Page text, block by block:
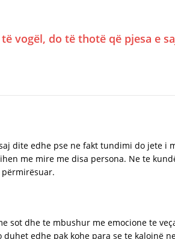
të vogël, do të thotë që pjesa e
dite edhe pse ne fakt tundimi do jete i
me mire me disa persona. Ne te
sot dhe te mbushur me emocione te
edhe pak kohe para se te kalojnë